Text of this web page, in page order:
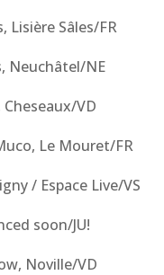
Lisière Sâles/FR
Neuchâtel/NE
Cheseaux/VD
Le Mouret/FR
/ Espace Live/VS
soon/JU!
Noville/VD